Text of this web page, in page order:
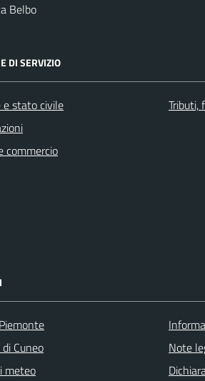
Belbo
DI SERVIZIO
e stato civile
commercio
Tributi,
Cuneo
meteo
Note